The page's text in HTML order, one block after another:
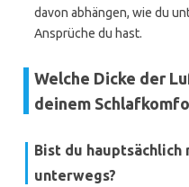
davon abhängen, wie du
Ansprüche du hast.
Welche Dicke der
deinem
Bist du hauptsächlich
unterwegs?